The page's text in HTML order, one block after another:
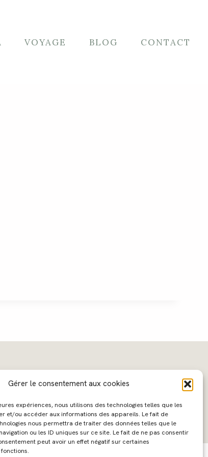
Gérer le consentement aux cookies
expériences, nous utilisons des technologies telles que les
et/ou accéder aux informations des appareils. Le fait de
nous permettra de traiter des données telles que le
ou les ID uniques sur ce site. Le fait de ne pas consentir
peut avoir un effet négatif sur certaines
VOYAGE BLOG CONTACT
:Caroline Liabot- Hébergement :Azur Média